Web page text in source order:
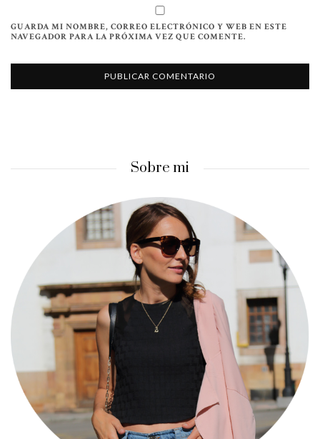
GUARDA MI NOMBRE, CORREO ELECTRÓNICO Y WEB EN ESTE
NAVEGADOR PARA LA PRÓXIMA VEZ QUE COMENTE.
Sobre mi